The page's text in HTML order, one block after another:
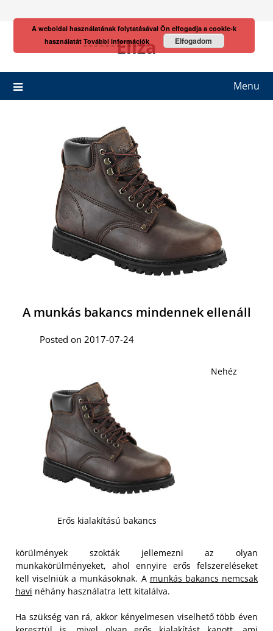
Eliza
Menu
A munkás bakancs mindennek ellenáll
Posted on 2017-07-24
Erős kialakítású bakancs
Nehéz
körülmények szokták jellemezni az olyan
munkakörülményeket, ahol ennyire erős felszereléseket
kell viselniük a munkásoknak. A munkás bakancs nemcsak
havi néhány használatra lett kitalálva.
Ha szükség van rá, akkor kényelmesen viselhető több éven
A weboldal használatának folytatásával Ön elfogadja a cookie-k
használatát További információk Elfogadom